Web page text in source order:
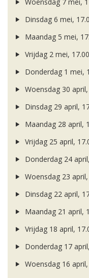
Woensdag 7 mei,
Dinsdag 6 mei,
Maandag 5 mei,
Vrijdag 2 mei,
Donderdag 1 mei,
Woensdag 30
Dinsdag 29 april,
Maandag 28 april,
Vrijdag 25 april,
Donderdag 24
Woensdag 23
Dinsdag 22 april,
Maandag 21 april,
Vrijdag 18 april,
Donderdag 17
Woensdag 16